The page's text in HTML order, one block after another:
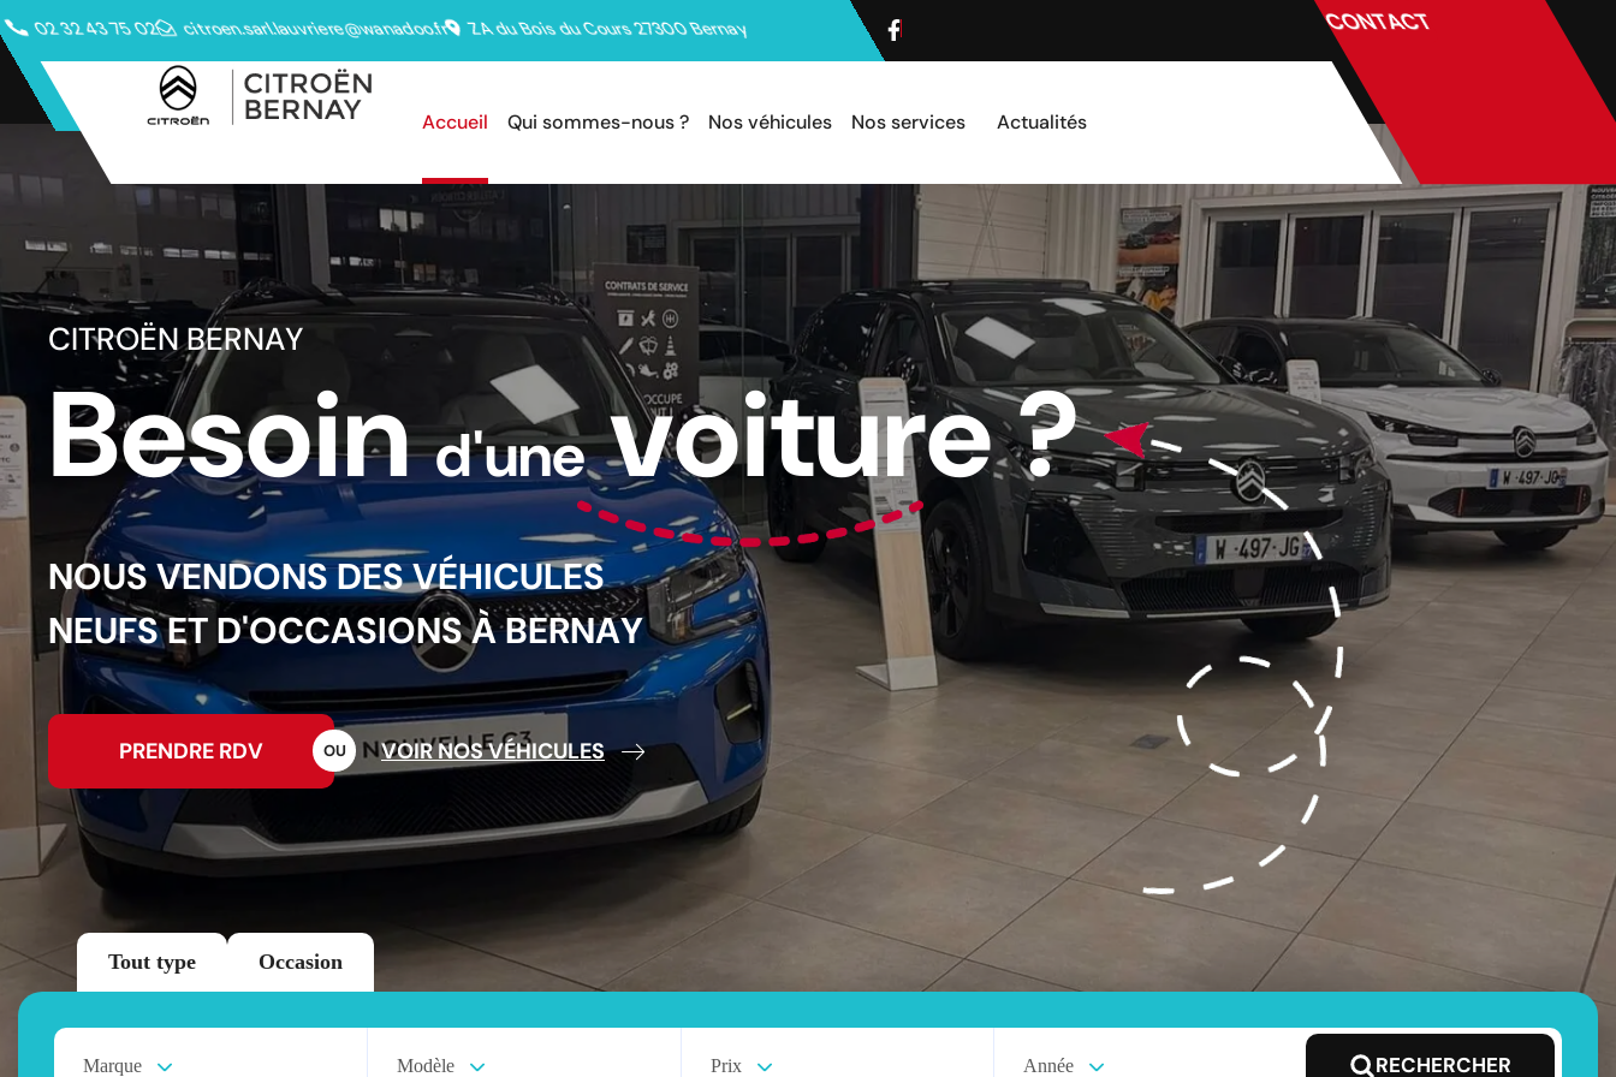
02 32 43 75 02 citroen.sarl.lauvriere@wanadoo.fr ZA du Bois du Cours 27300 Bernay
Accueil Qui sommes-nous ? Nos véhicules Nos services Actualités
CONTACT
CITROËNBERNAY
Besoin d'une voiture?
NOUSVENDONSDESVÉHICULES
NEUFSET D'OCCASIONSÀBERNAY
PRENDRE RDV OU VOIR NOS VÉHICULES
Marque Modèle Prix Année
Tout type Occasion